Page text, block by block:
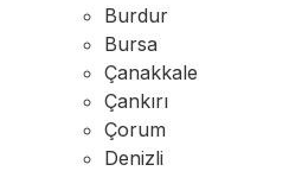
Burdur
Bursa
Çanakkale
Çankırı
Çorum
Denizli